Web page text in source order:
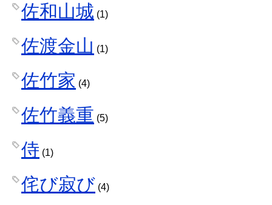
佐和山城 (1)
佐渡金山 (1)
佐竹家 (4)
佐竹義重 (5)
侍 (1)
侘び寂び (4)